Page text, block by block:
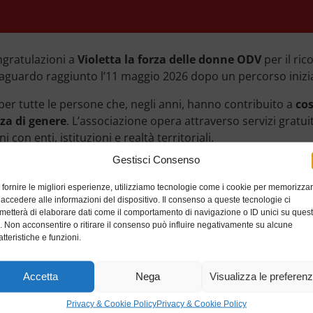
Gestisci Consenso
fornire le migliori esperienze, utilizziamo tecnologie come i cookie per
alle informazioni del dispositivo. Il consenso a queste tecnologie ci
di elaborare dati come il comportamento di navigazione o ID unici su
Non acconsentire o ritirare il consenso può influire negativamente su alcune
e funzioni.
Accetta Nega Visualizza le
Privacy & Cookie PolicyPrivacy & Cookie Policy
a Violetta la forza delle donne ODV per il
raggiunto l’11 maggio 2026 dopo un percorso
tutte le persone che, negli anni, hanno contribuito a
di genere. L’associazione opera attraverso servizi
con enti, istituzioni e realtà territoriali.
oltre 200 donne vittime di violenza e sviluppato
del territorio canavesano.
significa riconoscere il valore delle iniziative che
il lavoro quotidiano di professioniste, volontarie e
aiuto concreti.
regionale rappresenta non solo un
importante
negli anni dall’associazione sul territorio